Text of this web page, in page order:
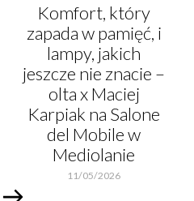
Komfort, który
zapada w pamięć, i
lampy, jakich
jeszcze nie znacie –
olta x Maciej
Karpiak na Salone
del Mobile w
Mediolanie
11/05/2026